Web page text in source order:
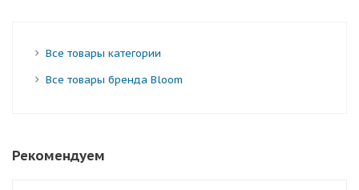
Все товары категории
Все товары бренда Bloom
Рекомендуем